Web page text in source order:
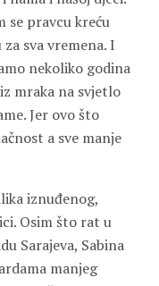
se pravcu kreću
sva vremena. I
nekoliko godina
mraka na svjetlo
Jer ovo što
a sve manje
iznuđenog,
Osim što rat u
Sarajeva, Sabina
manjeg